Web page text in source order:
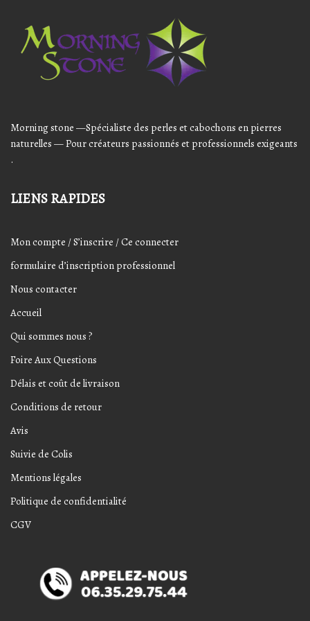
Morning stone —Spécialiste des perles et cabochons en pierres
naturelles — Pour créateurs passionnés et professionnels exigeants
.
LIENS RAPIDES
Mon compte / S’inscrire / Ce connecter
formulaire d’inscription professionnel
Nous contacter
Accueil
Qui sommes nous ?
Foire Aux Questions
Délais et coût de livraison
Conditions de retour
Avis
Suivie de Colis
Mentions légales
Politique de confidentialité
CGV